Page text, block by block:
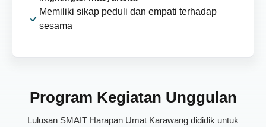
Memiliki sikap peduli dan empati terhadap
sesama
Program Kegiatan Unggulan
Lulusan SMAIT Harapan Umat Karawang dididik untuk